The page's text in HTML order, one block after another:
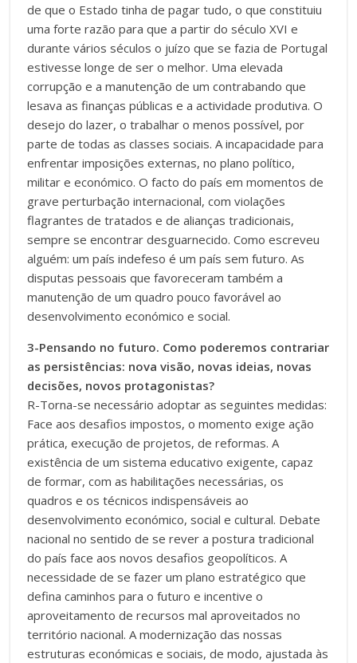
de que o Estado tinha de pagar tudo, o que constituiu
uma forte razão para que a partir do século XVI e
durante vários séculos o juízo que se fazia de Portugal
estivesse longe de ser o melhor. Uma elevada
corrupção e a manutenção de um contrabando que
lesava as finanças públicas e a actividade produtiva. O
desejo do lazer, o trabalhar o menos possível, por
parte de todas as classes sociais. A incapacidade para
enfrentar imposições externas, no plano político,
militar e económico. O facto do país em momentos de
grave perturbação internacional, com violações
flagrantes de tratados e de alianças tradicionais,
sempre se encontrar desguarnecido. Como escreveu
alguém: um país indefeso é um país sem futuro. As
disputas pessoais que favoreceram também a
manutenção de um quadro pouco favorável ao
desenvolvimento económico e social.
3-Pensando no futuro. Como poderemos contrariar
as persistências: nova visão, novas ideias, novas
decisões, novos protagonistas?
R-Torna-se necessário adoptar as seguintes medidas:
Face aos desafios impostos, o momento exige ação
prática, execução de projetos, de reformas. A
existência de um sistema educativo exigente, capaz
de formar, com as habilitações necessárias, os
quadros e os técnicos indispensáveis ao
desenvolvimento económico, social e cultural. Debate
nacional no sentido de se rever a postura tradicional
do país face aos novos desafios geopolíticos. A
necessidade de se fazer um plano estratégico que
defina caminhos para o futuro e incentive o
aproveitamento de recursos mal aproveitados no
território nacional. A modernização das nossas
estruturas económicas e sociais, de modo, ajustada às